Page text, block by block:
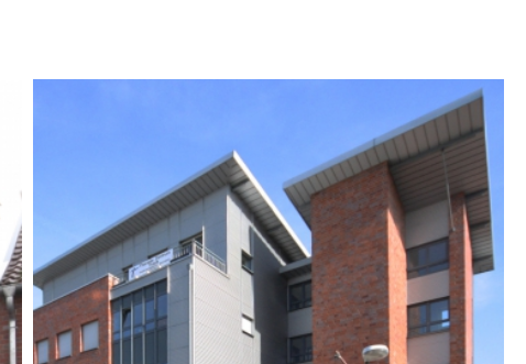
WOHN- UND
GESCHÄFTSHAUS (8WE)
INKL. LEBENSMITTELMARKT
UND ARZTPRAXEN